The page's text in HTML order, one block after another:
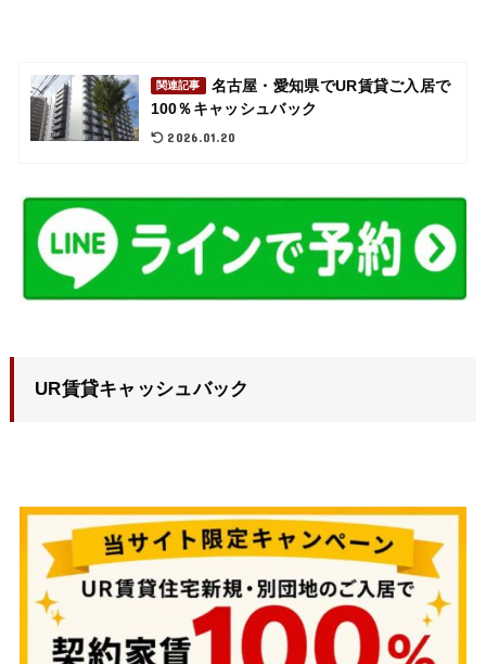
関連記事
名古屋・愛知県でUR賃貸ご入居で
100％キャッシュバック
2026.01.20
UR賃貸キャッシュバック